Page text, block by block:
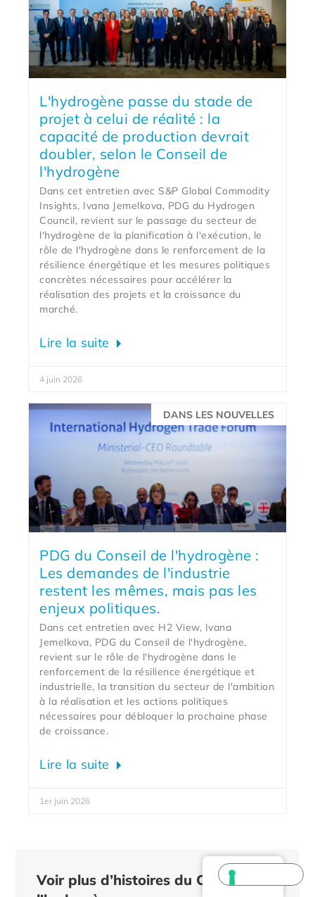
L'hydrogène passe du stade de
projet à celui de réalité : la
capacité de production devrait
doubler, selon le Conseil de
l'hydrogène
Dans cet entretien avec S&P Global Commodity
Insights, Ivana Jemelkova, PDG du Hydrogen
Council, revient sur le passage du secteur de
l'hydrogène de la planification à l'exécution, le
rôle de l'hydrogène dans le renforcement de la
résilience énergétique et les mesures politiques
concrètes nécessaires pour accélérer la
réalisation des projets et la croissance du
marché.
Lire la suite
4 juin 2026
DANS LES NOUVELLES
PDG du Conseil de l'hydrogène :
Les demandes de l'industrie
restent les mêmes, mais pas les
enjeux politiques.
Dans cet entretien avec H2 View, Ivana
Jemelkova, PDG du Conseil de l'hydrogène,
revient sur le rôle de l'hydrogène dans le
renforcement de la résilience énergétique et
industrielle, la transition du secteur de l'ambition
à la réalisation et les actions politiques
nécessaires pour débloquer la prochaine phase
de croissance.
Lire la suite
1er juin 2026
Voir plus d’histoires du Conseil de